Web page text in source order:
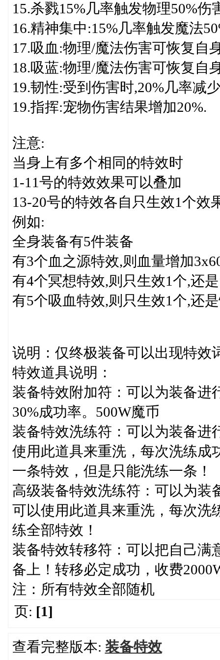
15.杀戮15%几率触发物理50%伤
16.精神集中:15%几率触发魔法
17.吸血:物理/魔法伤害可恢复自
18.吸蓝:物理/魔法伤害可恢复自
19.韧性:受到伤害时,20%几率减
19.指挥:宠物伤害结果增加20%.
注意:
当身上有多个相同的特效时
1-11号的特效效果可以叠加
13-20号的特效各自只生效1个效
例如:
全身装备有5件装备
有3个血之源特效,则血量增加
有4个冥想特效,则只生效1个,还
有5个吸血特效,则只生效1个,还
说明：仅终极装备可以出现特效
特效道具说明：
装备特效附加符：可以为装备进
30%成功率。500W魔币
装备特效洗练符：可以为装备进
使用此道具来重洗，每次洗练成
一条特效，但是只能洗练一条！
高级装备特效洗练符：可以为装
可以使用此道具来重洗，每次洗
练全部特效！
装备特效转移符：可以把自己满
备上！转移必定成功，收费
注：所有特效全部随机
页: [1]
查看完整版本: 装备特效